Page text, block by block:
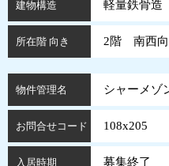
建物構造 軽量鉄骨
所在階 向き 2階 南西向
物件管理名 シャーメゾ
お問合せコード 108x205
入居時期 募集終了